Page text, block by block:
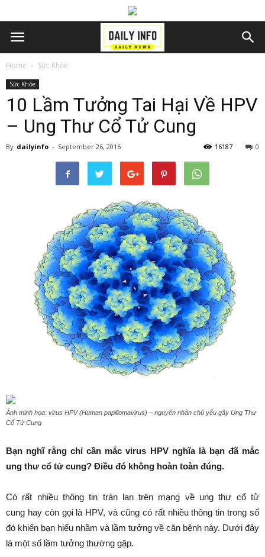
Home Sức Khỏe
Sức Khỏe
10 Lầm Tưởng Tai Hại Về HPV
– Ung Thư Cổ Tử Cung
By dailyinfo - September 26, 2016 0
16187
Ảnh minh họa: virus HPV (Human papillomavirus) – nguyên nhân chủ yếu gây Ung Thư
Cổ Tử Cung
Bạn nghĩ rằng chỉ cần mắc virus HPV nghĩa là bạn đã mắc
ung thư cổ tử cung? Điều đó không hoàn toàn đúng.
Có rất nhiều thông tin tràn lan trên mạng về ung thư cổ tử
cung hay còn gọi là HPV, và cũng có rất nhiều thông tin trong số
đó khiến bạn hiểu nhầm và lầm tưởng về căn bệnh này. Dưới đây
là một số lầm tưởng thường gặp.